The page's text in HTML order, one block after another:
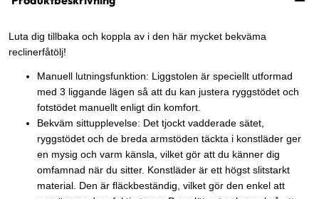
Luta dig tillbaka och koppla av i den här mycket bekväma
reclinerfåtölj!
Manuell lutningsfunktion: Liggstolen är speciellt utformad
med 3 liggande lägen så att du kan justera ryggstödet och
fotstödet manuellt enligt din komfort.
Bekväm sittupplevelse: Det tjockt vadderade sätet,
ryggstödet och de breda armstöden täckta i konstläder ger
en mysig och varm känsla, vilket gör att du känner dig
omfamnad när du sitter. Konstläder är ett högst slitstarkt
material. Den är fläckbeständig, vilket gör den enkel att